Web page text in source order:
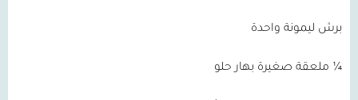
برش ليمونة واحدة
¼ ملعقة صغيرة بهار حلو